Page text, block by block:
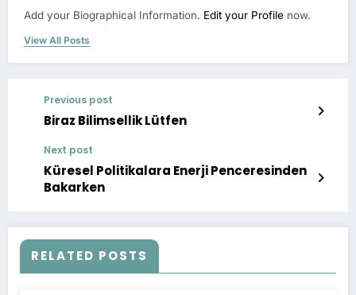
Add your Biographical Information. Edit your Profile now.
View All Posts
Previous post
Biraz Bilimsellik Lütfen
Next post
Küresel Politikalara Enerji Penceresinden
Bakarken
RELATED POSTS